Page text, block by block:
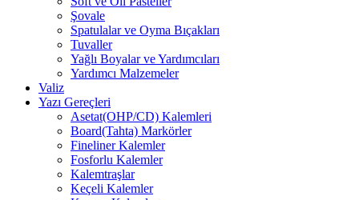
Şovale
Spatulalar ve Oyma Bıçakları
Tuvaller
Yağlı Boyalar ve Yardımcıları
Yardımcı Malzemeler
Valiz
Yazı Gereçleri
Asetat(OHP/CD) Kalemleri
Board(Tahta) Markörler
Fineliner Kalemler
Fosforlu Kalemler
Kalemtraşlar
Keçeli Kalemler